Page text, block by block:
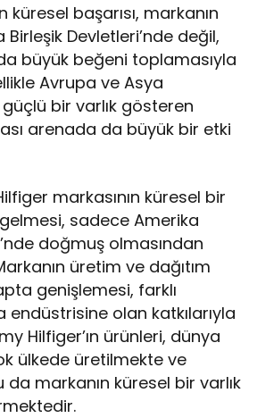
küresel başarısı, markanın
Birleşik Devletleri’nde değil,
büyük beğeni toplamasıyla
Avrupa ve Asya
bir varlık gösteren
arenada da büyük bir etki
markasının küresel bir
sadece Amerika
doğmuş olmasından
üretim ve dağıtım
genişlemesi, farklı
endüstrisine olan katkılarıyla
Hilfiger’ın ürünleri, dünya
ülkede üretilmekte ve
da markanın küresel bir varlık